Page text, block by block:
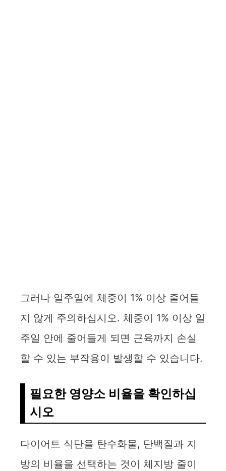
그러나 일주일에 체중이 1% 이상 줄어들
지 않게 주의하십시오. 체중이 1% 이상 일
주일 안에 줄어들게 되면 근육까지 손실
할 수 있는 부작용이 발생할 수 있습니다.
필요한 영양소 비율을 확인하십
시오
다이어트 식단을 탄수화물, 단백질과 지
방의 비율을 선택하는 것이 체지방 줄이